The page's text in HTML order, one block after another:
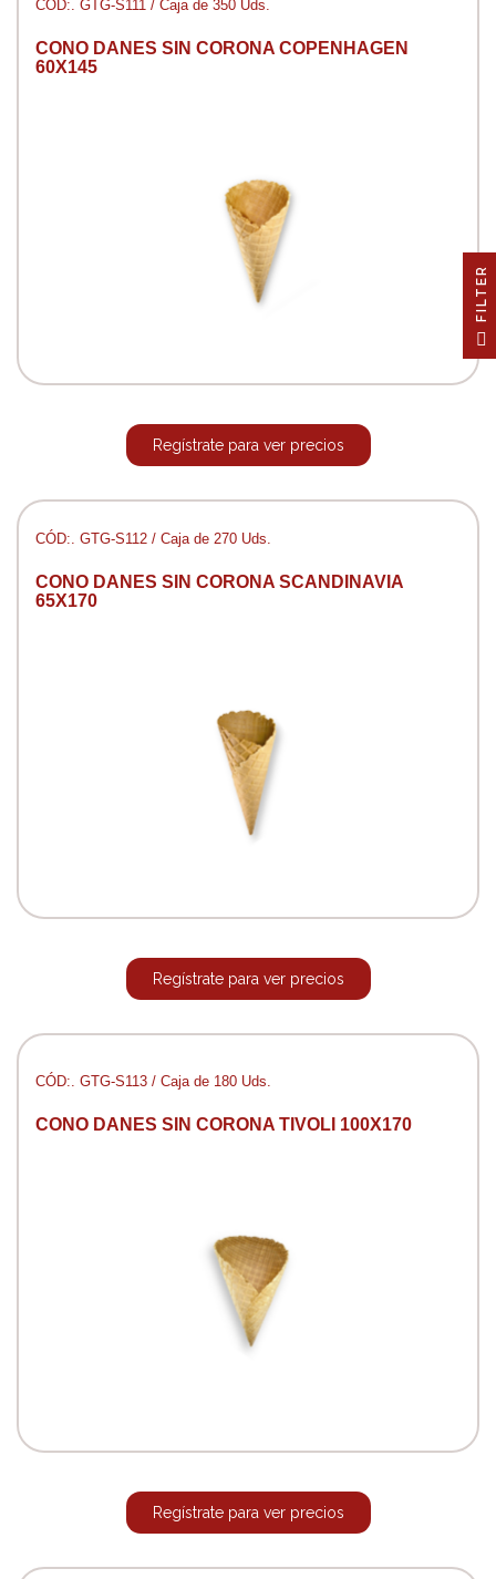
CÓD:. GTG-S111 / Caja de 350 Uds.
CONO DANES SIN CORONA COPENHAGEN
60X145
Regístrate para ver precios
CÓD:. GTG-S112 / Caja de 270 Uds.
CONO DANES SIN CORONA SCANDINAVIA
65X170
Regístrate para ver precios
CÓD:. GTG-S113 / Caja de 180 Uds.
CONO DANES SIN CORONA TIVOLI 100X170
Regístrate para ver precios
R